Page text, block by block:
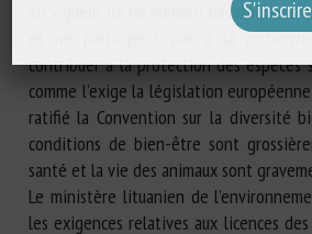
en vigueur. Ils ne mènent pas d’actions
et ne participent pas à la
contribuer à la protection des espèces
comme l’exige la législation
ratifié la Convention sur la diversité
conditions de bien-être sont
santé et la vie des animaux sont
Le ministère lituanien de
les exigences relatives aux licences